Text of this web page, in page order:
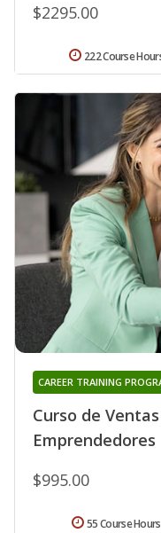
$2295.00
222 Course
Curso de
Emprendedores
CAREER TRAINING
$995.00
55 Course Hours